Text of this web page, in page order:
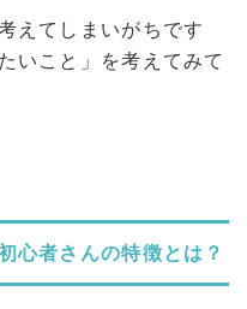
えてしまいがちです
いこと」を考えてみて
心者さんの特徴とは？